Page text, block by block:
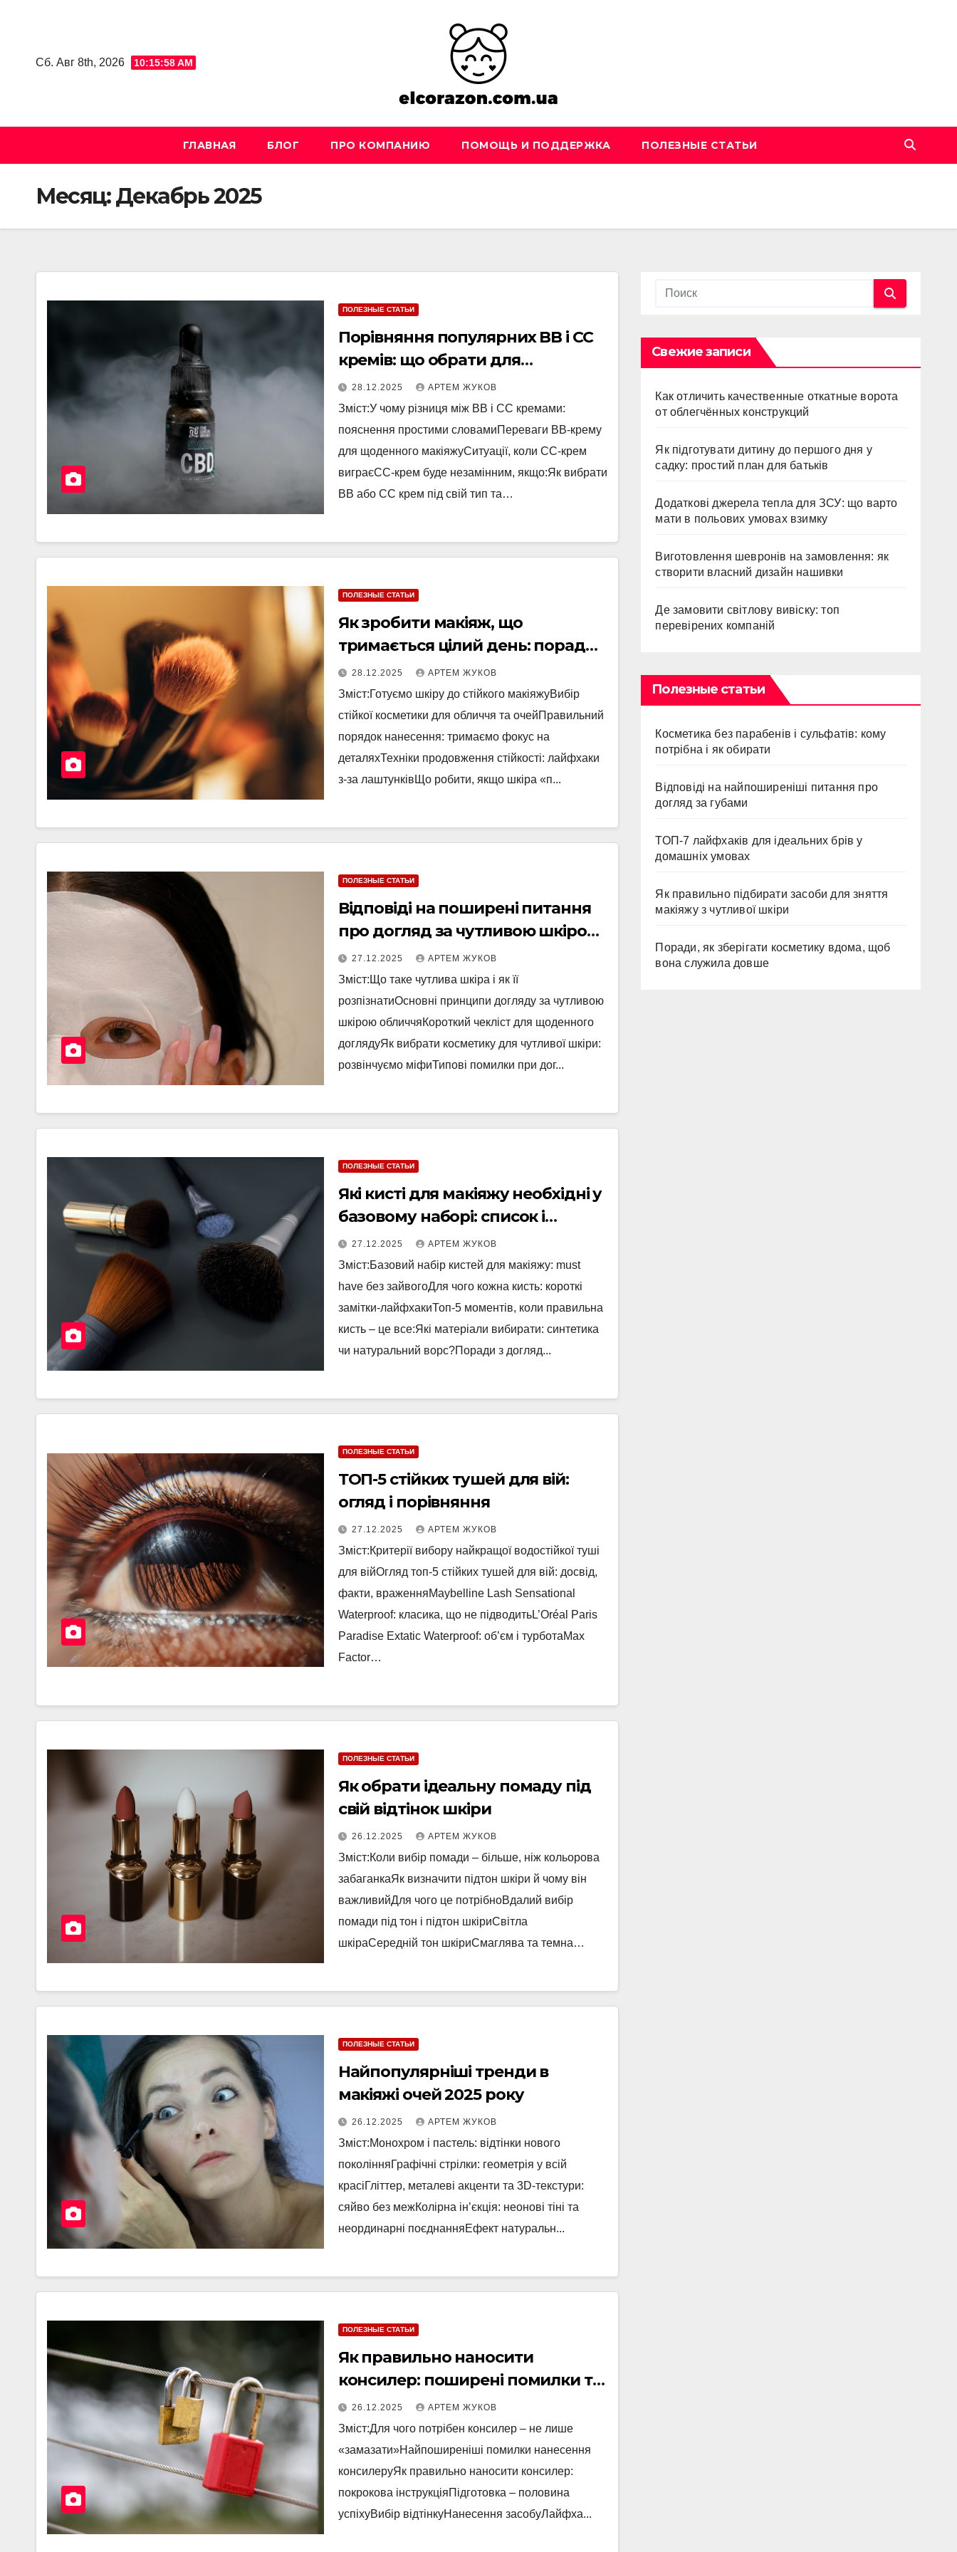
Сб. Авг 8th, 2026
10:15:59 AM
ГЛАВНАЯ БЛОГ ПРО КОМПАНИЮ ПОМОЩЬ И ПОДДЕРЖКА ПОЛЕЗНЫЕ СТАТЬИ
Месяц:Декабрь 2025
ПОЛЕЗНЫЕ СТАТЬИ
Порівняння популярних BB і CC
кремів: що обрати для
щоденного макіяжу
28.12.2025 АРТЕМ ЖУКОВ
Зміст:У чому різниця між BB і CC кремами:
пояснення простими словамиПереваги BB-крему
для щоденного макіяжуСитуації, коли CC-крем
виграєCC-крем буде незамінним, якщо:Як вибрати
BB або CC крем під свій тип та…
ПОЛЕЗНЫЕ СТАТЬИ
Як зробити макіяж, що
тримається цілий день: поради
від візажистів
28.12.2025 АРТЕМ ЖУКОВ
Зміст:Готуємо шкіру до стійкого макіяжуВибір
стійкої косметики для обличчя та очейПравильний
порядок нанесення: тримаємо фокус на
деталяхТехніки продовження стійкості: лайфхаки
з-за лаштунківЩо робити, якщо шкіра «п...
ПОЛЕЗНЫЕ СТАТЬИ
Відповіді на поширені питання
про догляд за чутливою шкірою
обличчя
27.12.2025 АРТЕМ ЖУКОВ
Зміст:Що таке чутлива шкіра і як її
розпізнатиОсновні принципи догляду за чутливою
шкірою обличчяКороткий чекліст для щоденного
доглядуЯк вибрати косметику для чутливої шкіри:
розвінчуємо міфиТипові помилки при дог...
ПОЛЕЗНЫЕ СТАТЬИ
Які кисті для макіяжу необхідні у
базовому наборі: список і
поради з догляду
27.12.2025 АРТЕМ ЖУКОВ
Зміст:Базовий набір кистей для макіяжу: must
have без зайвогоДля чого кожна кисть: короткі
замітки-лайфхакиТоп-5 моментів, коли правильна
кисть – це все:Які матеріали вибирати: синтетика
чи натуральний ворс?Поради з догляд...
ПОЛЕЗНЫЕ СТАТЬИ
ТОП-5 стійких тушей для вій:
огляд і порівняння
27.12.2025 АРТЕМ ЖУКОВ
Зміст:Критерії вибору найкращої водостійкої туші
для війОгляд топ-5 стійких тушей для вій: досвід,
факти, враженняMaybelline Lash Sensational
Waterproof: класика, що не підводитьL’Oréal Paris
Paradise Extatic Waterproof: об’єм і турботаMax
Factor…
ПОЛЕЗНЫЕ СТАТЬИ
Як обрати ідеальну помаду під
свій відтінок шкіри
26.12.2025 АРТЕМ ЖУКОВ
Зміст:Коли вибір помади – більше, ніж кольорова
забаганкаЯк визначити підтон шкіри й чому він
важливийДля чого це потрібноВдалий вибір
помади під тон і підтон шкіриСвітла
шкіраСередній тон шкіриСмаглява та темна…
ПОЛЕЗНЫЕ СТАТЬИ
Найпопулярніші тренди в
макіяжі очей 2025 року
26.12.2025 АРТЕМ ЖУКОВ
Зміст:Монохром і пастель: відтінки нового
поколінняГрафічні стрілки: геометрія у всій
красіГліттер, металеві акценти та 3D-текстури:
сяйво без межКолірна ін’єкція: неонові тіні та
неординарні поєднанняЕфект натуральн...
ПОЛЕЗНЫЕ СТАТЬИ
Як правильно наносити
консилер: поширені помилки та
лайфхаки
26.12.2025 АРТЕМ ЖУКОВ
Зміст:Для чого потрібен консилер – не лише
«замазати»Найпоширеніші помилки нанесення
консилеруЯк правильно наносити консилер:
покрокова інструкціяПідготовка – половина
успіхуВибір відтінкуНанесення засобуЛайфха...
Свежие записи
Как отличить качественные откатные ворота
от облегчённых конструкций
Як підготувати дитину до першого дня у
садку: простий план для батьків
Додаткові джерела тепла для ЗСУ: що варто
мати в польових умовах взимку
Виготовлення шевронів на замовлення: як
створити власний дизайн нашивки
Де замовити світлову вивіску: топ
перевірених компаній
Полезные статьи
Косметика без парабенів і сульфатів: кому
потрібна і як обирати
Відповіді на найпоширеніші питання про
догляд за губами
ТОП-7 лайфхаків для ідеальних брів у
домашніх умовах
Як правильно підбирати засоби для зняття
макіяжу з чутливої шкіри
Поради, як зберігати косметику вдома, щоб
вона служила довше